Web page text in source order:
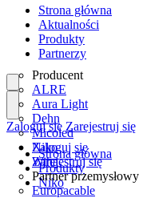
Strona główna
Aktualności
Produkty
Partnerzy
Producent
ALRE
Aura Light
Dehn
Micoled
Niko
Wiha
Partner przemysłowy
Europacable
Zaloguj się
Zarejestruj się
Zaloguj się Zarejestruj się
Strona główna
Produkty
Niko